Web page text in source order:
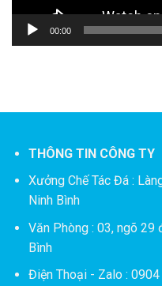
00:00
THÔNG TIN CÔNG TY
Xưởng Chế Tác Đá :
Ninh Bình
Văn Phòng : 03, ngõ 29
Bình
Điện Thoại - Zalo :